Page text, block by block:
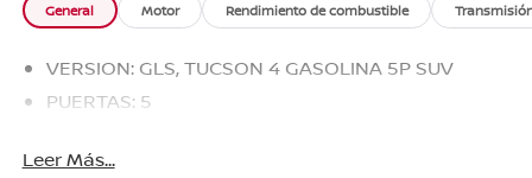
General Motor Rendimiento de combustible
VERSION: GLS, TUCSON 4 GASOLINA 5P SUV
PUERTAS: 5
Leer Más...